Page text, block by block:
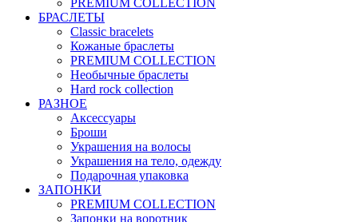
PREMIUM COLLECTION
БРАСЛЕТЫ
Classic bracelets
Кожаные браслеты
PREMIUM COLLECTION
Необычные браслеты
Hard rock collection
РАЗНОЕ
Аксессуары
Броши
Украшения на волосы
Украшения на тело, одежду
Подарочная упаковка
ЗАПОНКИ
PREMIUM COLLECTION
Запонки на воротник